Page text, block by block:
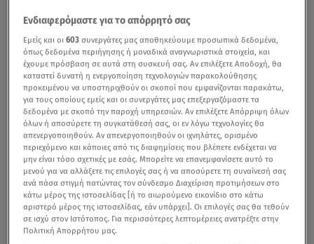
Ενδιαφερόμαστε για το απόρρητό σας
Εμείς και οι603 συνεργάτες μας αποθηκεύουμε προσωπικά δεδομένα,
όπως δεδομένα περιήγησης ή μοναδικά αναγνωριστικά στοιχεία, και
έχουμε πρόσβαση σε αυτά στη συσκευή σας. Αν επιλέξετε Αποδοχή, θα
καταστεί δυνατή η ενεργοποίηση τεχνολογιών παρακολούθησης
προκειμένου να υποστηριχθούν οι σκοποί που εμφανίζονται παρακάτω,
για τους οποίους εμείς και οι συνεργάτες μας επεξεργαζόμαστε τα
δεδομένα με σκοπό την παροχή υπηρεσιών. Αν επιλέξετε Απόρριψη όλων
όλων ή αποσύρετε τη συγκατάθεσή σας, οι εν λόγω τεχνολογίες θα
απενεργοποιηθούν. Αν απενεργοποιηθούν οι ιχνηλάτες, ορισμένο
περιεχόμενο και κάποιες από τις διαφημίσεις που βλέπετε ενδέχεται να
μην είναι τόσο σχετικές με εσάς. Μπορείτε να επανεμφανίσετε αυτό το
μενού για να αλλάξετε τις επιλογές σας ή να αποσύρετε τη συναίνεσή σας
ανά πάσα στιγμή πατώντας τον σύνδεσμο Διαχείριση προτιμήσεων στο
κάτω μέρος της ιστοσελίδας [ή το αιωρούμενο εικονίδιο στο κάτω
αριστερό μέρος της ιστοσελίδας, εάν υπάρχει]. Οι επιλογές σας θα τεθούν
σε ισχύ στον Ιστότοπος. Για περισσότερες λεπτομέρειες ανατρέξτε στην
Πολιτική Απορρήτου μας.